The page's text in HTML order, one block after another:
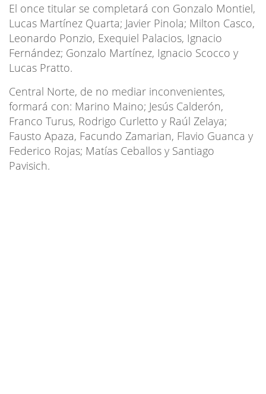
El once titular se completará con Gonzalo Montiel,
Lucas Martínez Quarta; Javier Pinola; Milton Casco,
Leonardo Ponzio, Exequiel Palacios, Ignacio
Fernández; Gonzalo Martínez, Ignacio Scocco y
Lucas Pratto.
Central Norte, de no mediar inconvenientes,
formará con: Marino Maino; Jesús Calderón,
Franco Turus, Rodrigo Curletto y Raúl Zelaya;
Fausto Apaza, Facundo Zamarian, Flavio Guanca y
Federico Rojas; Matías Ceballos y Santiago
Pavisich.